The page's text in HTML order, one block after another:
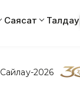
Саясат Талдау
Сайлау-2026